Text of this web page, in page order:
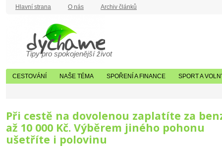
Hlavní strana O nás Archiv článků
Tipy pro spokojenější život
CESTOVÁNÍ NAŠE TÉMA SPOŘENÍ A FINANCE SPORT A
Při cestě na dovolenou zaplatíte za
až 10 000 Kč. Výběrem jiného pohonu
ušetříte i polovinu